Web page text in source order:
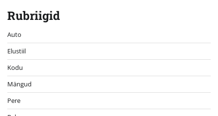
Rubriigid
Auto
Elustiil
Kodu
Mängud
Pere